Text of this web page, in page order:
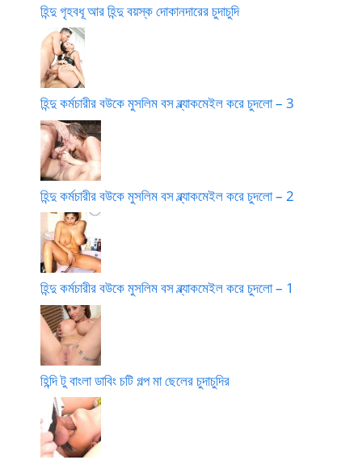
হিন্দু গৃহবধূ আর হিন্দু বয়স্ক দোকানদারের চুদাচুদি
হিন্দু কর্মচারীর বউকে মুসলিম বস ব্ল্যাকমেইল করে চুদলো – 3
হিন্দু কর্মচারীর বউকে মুসলিম বস ব্ল্যাকমেইল করে চুদলো – 2
হিন্দু কর্মচারীর বউকে মুসলিম বস ব্ল্যাকমেইল করে চুদলো – 1
হিন্দি টু বাংলা ডাবিং চটি গল্প মা ছেলের চুদাচুদির